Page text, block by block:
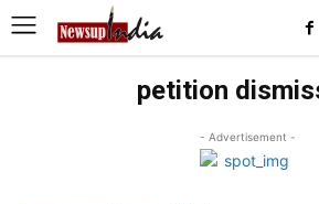
petition
- Advertisement -